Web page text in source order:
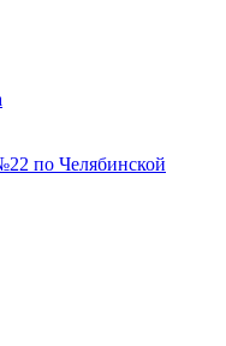
по Челябинской